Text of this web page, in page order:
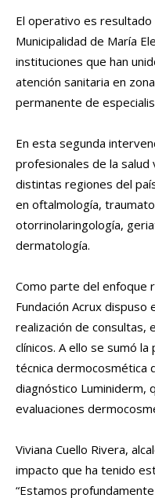
El operativo es
Municipalidad de María
instituciones que han
atención sanitaria en
permanente de
En esta segunda
profesionales de la
distintas regiones del
en oftalmología,
otorrinolaringología,
dermatología.
Como parte del enfoque
Fundación Acrux dispuso
realización de consultas,
clínicos. A ello se sumó
técnica dermocosmética
diagnóstico Luminiderm,
evaluaciones
Viviana Cuello Rivera,
impacto que ha tenido
“Estamos